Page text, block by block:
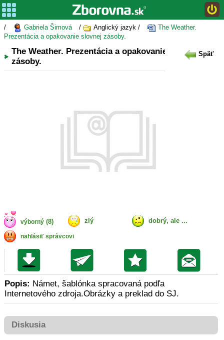
/ Gabriela Šimová / Anglický jazyk /
The Weather.
Prezentácia a opakovanie slovnej zásoby.
The Weather. Prezentácia a opakovanie slovnej
zásoby.
Späť
výborný (8) zlý dobrý, ale ...
nahlásiť správcovi
Popis: Námet, šablónka spracovaná podľa
Internetového zdroja.Obrázky a preklad do SJ.
Diskusia